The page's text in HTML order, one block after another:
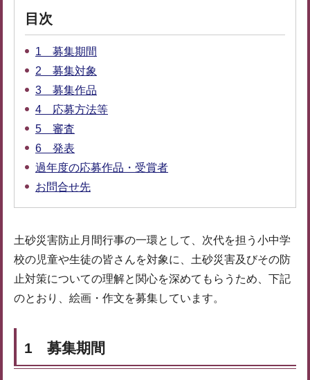
目次
1 募集期間
2 募集対象
3 募集作品
4 応募方法等
5 審査
6 発表
過年度の応募作品・受賞者
お問合せ先
土砂災害防止月間行事の一環として、次代を担う小中学
校の児童や生徒の皆さんを対象に、土砂災害及びその防
止対策についての理解と関心を深めてもらうため、下記
のとおり、絵画・作文を募集しています。
1 募集期間